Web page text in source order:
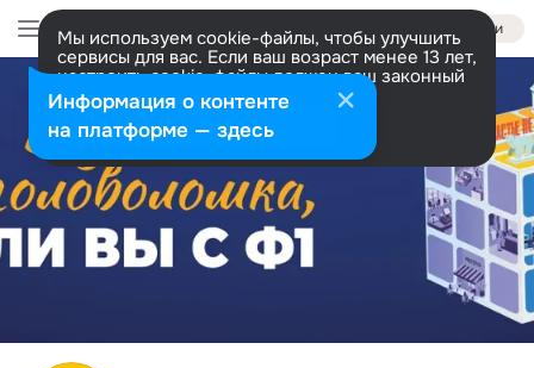
Войти
Мы используем cookie-файлы, чтобы улучшить
сервисы для вас. Если ваш возраст менее 13 лет,
настроить cookie-файлы должен ваш законный
представитель. Больше информации
Разрешить все Настроить
Информация о контенте
на платформе — здесь